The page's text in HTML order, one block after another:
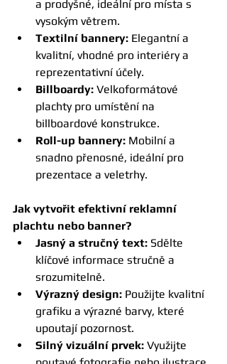
a prodyšné, ideální pro místa s
vysokým větrem.
Textilní bannery: Elegantní a
kvalitní, vhodné pro interiéry a
reprezentativní účely.
Billboardy: Velkoformátové
plachty pro umístění na
billboardové konstrukce.
Roll-up bannery: Mobilní a
snadno přenosné, ideální pro
prezentace a veletrhy.
Jak vytvořit efektivní reklamní
plachtu nebo banner?
Jasný a stručný text: Sdělte
klíčové informace stručně a
srozumitelně.
Výrazný design: Použijte kvalitní
grafiku a výrazné barvy, které
upoutají pozornost.
Silný vizuální prvek: Využijte